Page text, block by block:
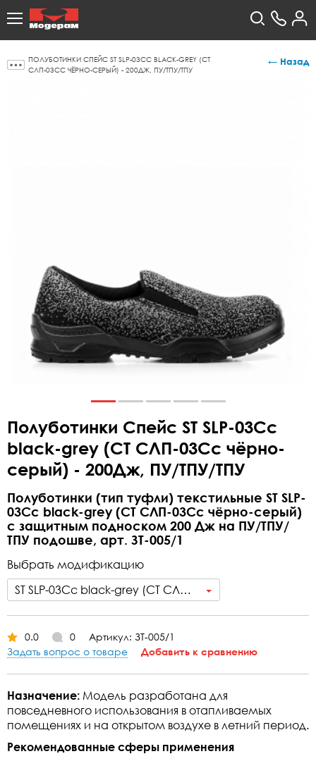
ПОЛУБОТИНКИ СПЕЙС ST SLP-03CC BLACK-GREY (СТ
СЛП-03СС ЧЁРНО-СЕРЫЙ) - 200ДЖ, ПУ/ТПУ/ТПУ
← Назад
Полуботинки Спейс ST SLP-03Cc
black-grey (СТ СЛП-03Сс чёрно-
серый) - 200Дж, ПУ/ТПУ/ТПУ
Полуботинки (тип туфли) текстильные ST SLP-
03Cc black-grey (СТ СЛП-03Сс чёрно-серый)
с защитным подноском 200 Дж на ПУ/ТПУ/
ТПУ подошве, арт. ЗТ-005/1
Выбрать модификацию
ST SLP-03Cc black-grey (СТ СЛП-03Сс чёрно-серый) - 200Дж, ПУ/ТПУ/ТПУ
0.0 0
Артикул: ЗТ-005/1
Задать вопрос о товаре
Добавить к сравнению
Назначение: Модель разработана для
повседневного использования в отапливаемых
помещениях и на открытом воздухе в летний период.
Рекомендованные сферы применения